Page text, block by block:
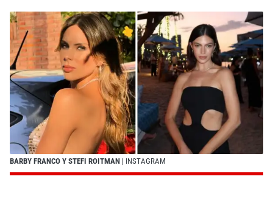
BARBY FRANCO Y STEFI ROITMAN | INSTAGRAM